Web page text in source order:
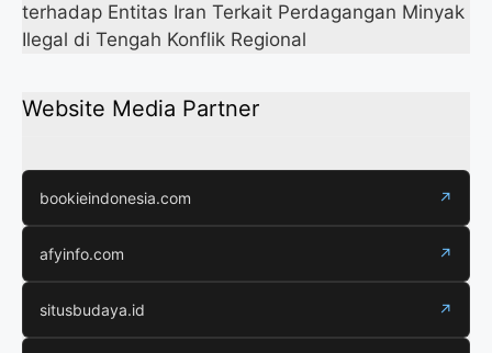
terhadap Entitas Iran Terkait Perdagangan Minyak
Ilegal di Tengah Konflik Regional
Website Media Partner
bookieindonesia.com ↗
afyinfo.com ↗
situsbudaya.id ↗